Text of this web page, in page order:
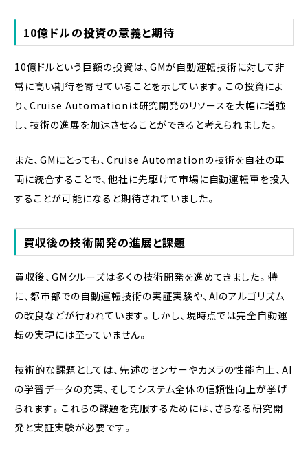
10億ドルの投資の意義と期待
10億ドルという巨額の投資は、GMが自動運転技術に対して非
常に高い期待を寄せていることを示しています。この投資によ
り、Cruise Automationは研究開発のリソースを大幅に増強
し、技術の進展を加速させることができると考えられました。
また、GMにとっても、Cruise Automationの技術を自社の車
両に統合することで、他社に先駆けて市場に自動運転車を投入
することが可能になると期待されていました。
買収後の技術開発の進展と課題
買収後、GMクルーズは多くの技術開発を進めてきました。特
に、都市部での自動運転技術の実証実験や、AIのアルゴリズム
の改良などが行われています。しかし、現時点では完全自動運
転の実現には至っていません。
技術的な課題としては、先述のセンサーやカメラの性能向上、AI
の学習データの充実、そしてシステム全体の信頼性向上が挙げ
られます。これらの課題を克服するためには、さらなる研究開
発と実証実験が必要です。